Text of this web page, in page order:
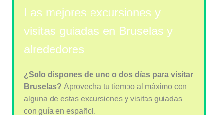
Las mejores excursiones y
visitas guiadas en Bruselas y
alrededores
¿Solo dispones de uno o dos días para visitar
Bruselas? Aprovecha tu tiempo al máximo con
alguna de estas excursiones y visitas guiadas
con guía en español.